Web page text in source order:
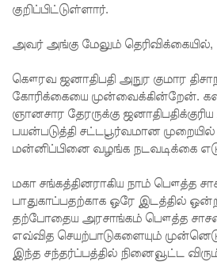
ல் 10 வீதம்
உற்பத்தி -
வசந்த
சமரசிங்க!
கடற்பரப்பி
ல் சிக்கிய
11 இந்திய
குறிப்பிட்டுள்ளார்.
அவர் அங்கு மேலும் தெரிவிக்கையில்,
கௌரவ ஜனாதிபதி அநுர குமார
கோரிக்கையை முன்வைக்கின்றேன்.
ஞானசார தேரருக்கு
பயன்படுத்தி சட்டபூர்வமான
மன்னிப்பினை வழங்க நடவடிக்கை
மகா சங்கத்தினராகிய நாம் பௌத்த
பாதுகாப்பதற்காக ஒரே இடத்தில்
தற்போதைய அரசாங்கம் பௌத்த
எவ்வித செயற்பாடுகளையும்
இந்த சந்தர்ப்பத்தில் நினைவூட்ட